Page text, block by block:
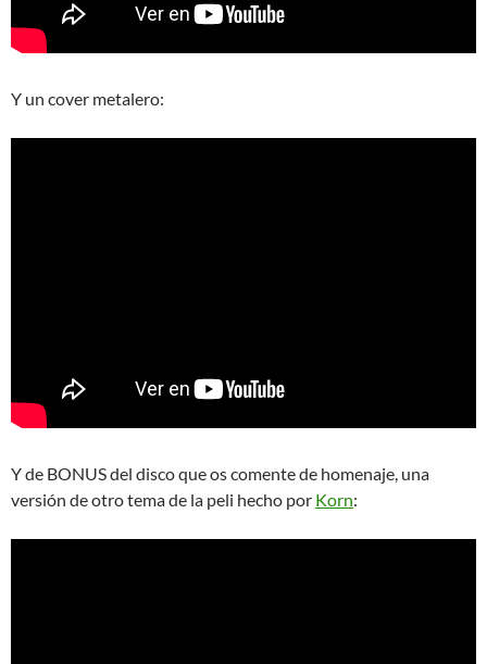
Y un cover metalero:
Y de BONUS del disco que os comente de homenaje, una
versión de otro tema de la peli hecho por Korn: